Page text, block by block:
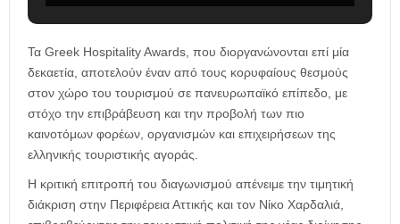
Τα Greek Hospitality Awards, που διοργανώνονται επί μία
δεκαετία, αποτελούν έναν από τους κορυφαίους θεσμούς
στον χώρο του τουρισμού σε πανευρωπαϊκό επίπεδο, με
στόχο την επιβράβευση και την προβολή των πιο
καινοτόμων φορέων, οργανισμών και επιχειρήσεων της
ελληνικής τουριστικής αγοράς.
Η κριτική επιτροπή του διαγωνισμού απένειμε την τιμητική
διάκριση στην Περιφέρεια Αττικής και τον Νίκο Χαρδαλιά,